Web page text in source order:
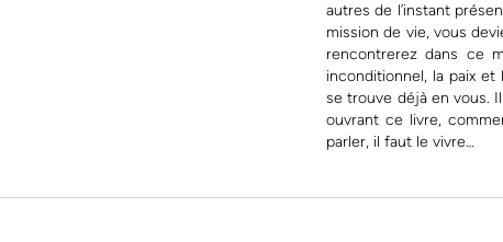
autres de l’instant
mission de vie, vous
rencontrerez dans ce
inconditionnel, la paix et
se trouve déjà en vous.
ouvrant ce livre,
parler, il faut le vivre…